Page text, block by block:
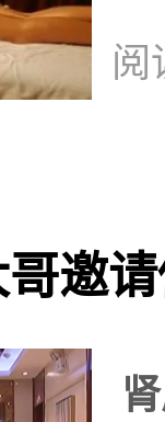
阅
邀